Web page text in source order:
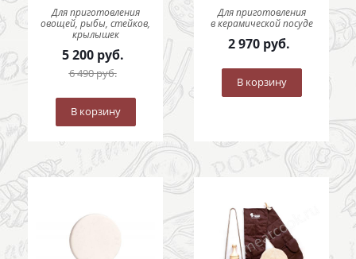
Для приготовления
овощей, рыбы, стейков,
крылышек
5 200руб.
6 490руб.
В корзину
Для приготовления
в керамической посуде
2 970руб.
В корзину